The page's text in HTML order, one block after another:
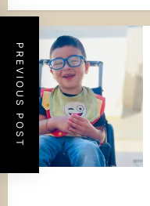
PREVIOUS POST